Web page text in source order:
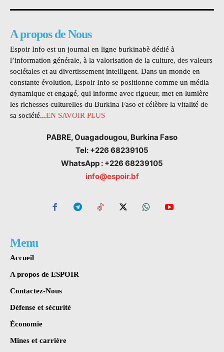
A propos de Nous
Espoir Info est un journal en ligne burkinabè dédié à
l’information générale, à la valorisation de la culture, des valeurs
sociétales et au divertissement intelligent. Dans un monde en
constante évolution, Espoir Info se positionne comme un média
dynamique et engagé, qui informe avec rigueur, met en lumière
les richesses culturelles du Burkina Faso et célèbre la vitalité de
sa société...EN SAVOIR PLUS
PABRE, Ouagadougou, Burkina Faso
Tel: +226 68239105
WhatsApp : +226 68239105
info@espoir.bf
Menu
Accueil
A propos de ESPOIR
Contactez-Nous
Défense et sécurité
Économie
Mines et carrière